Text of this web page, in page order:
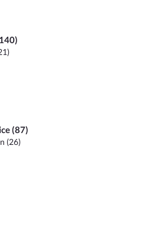
(87)
(26)